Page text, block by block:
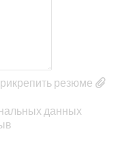
резюме
данных